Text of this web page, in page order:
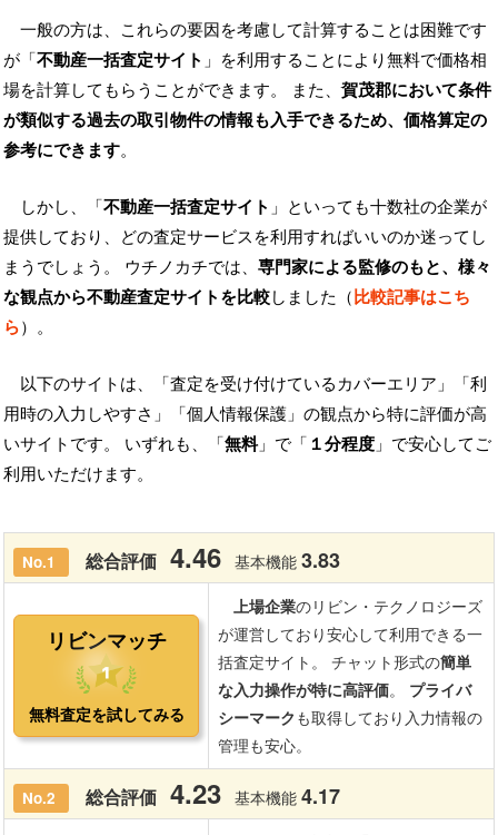
一般の方は、これらの要因を考慮して計算することは困難です
が「不動産一括査定サイト 」を利用することにより無料で価格相
場を計算してもらうことができます。 また、賀茂郡において条件
が類似する過去の取引物件の情報も入手できるため、価格算定の
参考にできます。
しかし、「不動産一括査定サイト 」といっても十数社の企業が
提供しており、どの査定サービスを利用すればいいのか迷ってし
まうでしょう。 ウチノカチでは、 専門家による監修のもと、様々
な観点から不動産査定サイトを比較しました（比較記事はこち
ら）。
以下のサイトは、「査定を受け付けているカバーエリア」「利
用時の入力しやすさ」「個人情報保護」の観点から特に評価が高
いサイトです。 いずれも、「無料」で「 １分程度 」で安心してご
利用いただけます。